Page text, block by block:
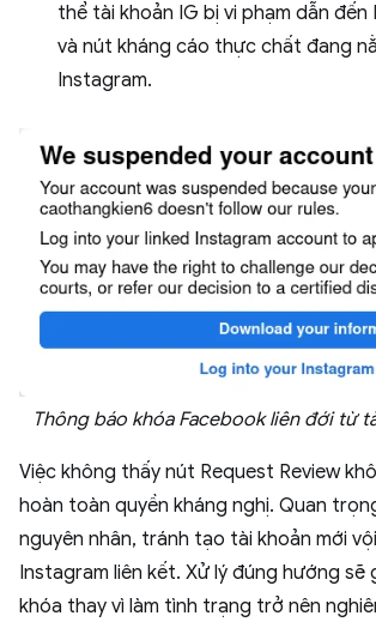
thể tài khoản IG bị vi phạm dẫn
và nút kháng cáo thực chất đang
Instagram.
Thông báo khóa Facebook liên đới từ
Việc không thấy nút Request Review
hoàn toàn quyền kháng nghị. Quan
nguyên nhân, tránh tạo tài khoản mới
Instagram liên kết. Xử lý đúng hướng
khóa thay vì làm tình trạng trở nên